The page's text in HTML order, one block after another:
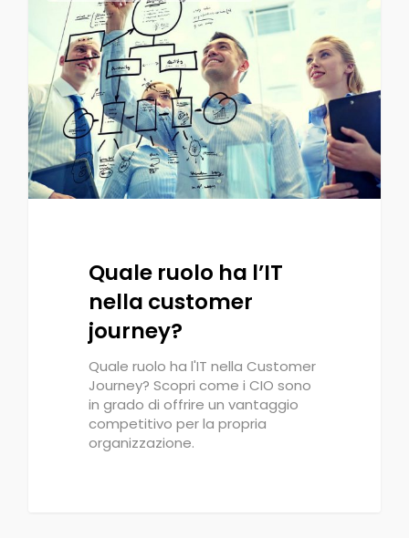
Quale ruolo ha l’IT
nella customer
journey?
Quale ruolo ha l'IT nella Customer
Journey? Scopri come i CIO sono
in grado di offrire un vantaggio
competitivo per la propria
organizzazione.